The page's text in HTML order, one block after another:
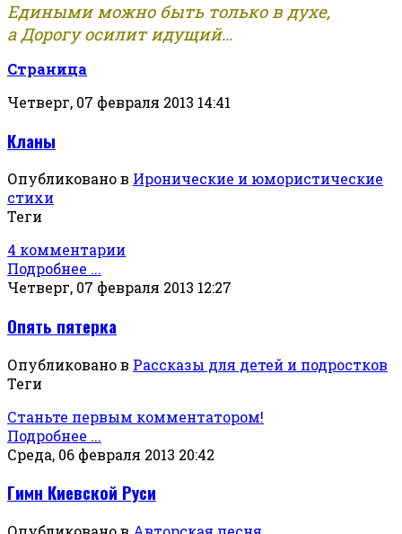
Едиными можно быть только в духе,
а Дорогу осилит идущий...
Страница
Четверг, 07 февраля 2013 14:41
Кланы
Опубликовано в Иронические и юмористические
стихи
Теги
4 комментарии
Подробнее ...
Четверг, 07 февраля 2013 12:27
Опять пятерка
Опубликовано в Рассказы для детей и подростков
Теги
Станьте первым комментатором!
Подробнее ...
Среда, 06 февраля 2013 20:42
Гимн Киевской Руси